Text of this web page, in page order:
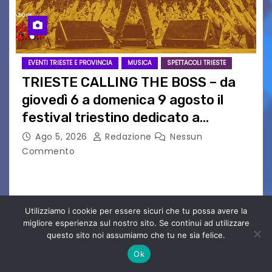
EVENTI TRIESTE E PROVINCIA MUSICA SPETTACOLI TRIESTE
TRIESTE CALLING THE BOSS – da
giovedì 6 a domenica 9 agosto il
festival triestino dedicato a
Springsteen
Ago 5, 2026 Redazione
Nessun
Commento
AUSONIA… BLOOD BROTHERS, LOVESICK DUO,
BOUND FOR GLORY, RENATO TAMMI, ANTHONY
Utilizziamo i cookie per essere sicuri che tu possa avere la
migliore esperienza sul nostro sito. Se continui ad utilizzare
questo sito noi assumiamo che tu ne sia felice.
Ok